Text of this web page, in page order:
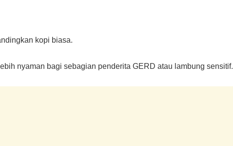
kopi biasa.
nyaman bagi sebagian penderita GERD atau lambung sensitif.